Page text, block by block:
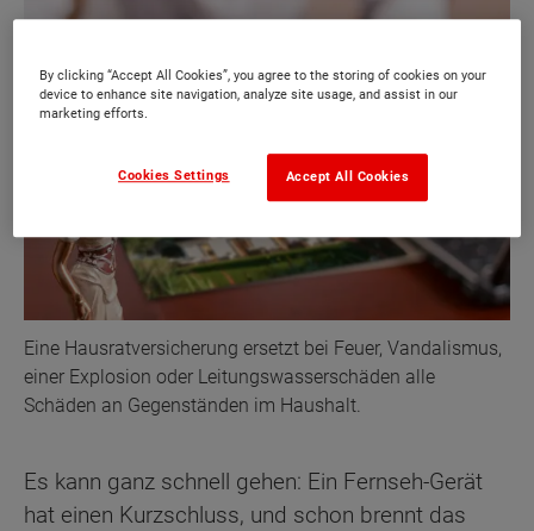
Eine Hausratversicherung ersetzt bei Feuer, Vandalismus,
einer Explosion oder Leitungswasserschäden alle
Schäden an Gegenständen im Haushalt.
Es kann ganz schnell gehen: Ein Fernseh-Gerät
hat einen Kurzschluss, und schon brennt das
By clicking “Accept All Cookies”, you agree to the storing of cookies on your
device to enhance site navigation, analyze site usage, and assist in our
marketing efforts.
Accept All Cookies
Cookies Settings